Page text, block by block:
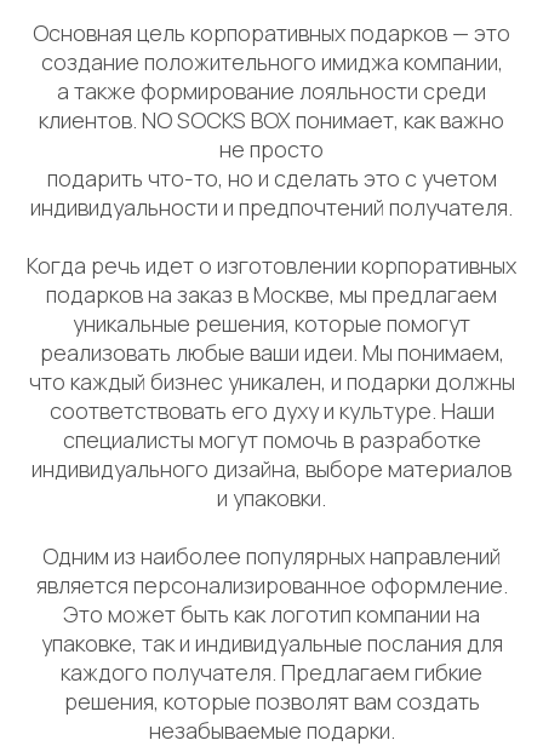
Основная цель корпоративных подарков — это
создание положительного имиджа компании,
а также формирование лояльности среди
клиентов. NO SOCKS BOX понимает, как важно
не просто
подарить что-то, но и сделать это с учетом
индивидуальности и предпочтений получателя.
Когда речь идет о изготовлении корпоративных
подарков на заказ в Москве, мы предлагаем
уникальные решения, которые помогут
реализовать любые ваши идеи. Мы понимаем,
что каждый бизнес уникален, и подарки должны
соответствовать его духу и культуре. Наши
специалисты могут помочь в разработке
индивидуального дизайна, выборе материалов
и упаковки.
Одним из наиболее популярных направлений
является персонализированное оформление.
Это может быть как логотип компании на
упаковке, так и индивидуальные послания для
каждого получателя. Предлагаем гибкие
решения, которые позволят вам создать
незабываемые подарки.